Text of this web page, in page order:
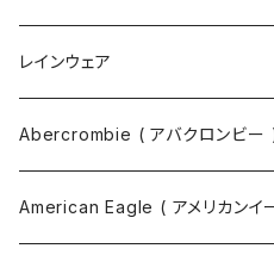
ボディバッグ
バックパック
ツールバッグ
ネックレス
指輪
バングル
レインウェア
Abercrombie ( アバクロンビー
スウェット
American Eagle ( アメリカンイ